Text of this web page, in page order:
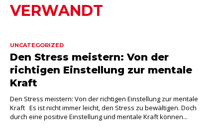
VERWANDT
UNCATEGORIZED
Den Stress meistern: Von der
richtigen Einstellung zur mentale
Kraft
Den Stress meistern: Von der richtigen Einstellung zur mentale
Kraft Es ist nicht immer leicht, den Stress zu bewältigen. Doch
durch eine positive Einstellung und mentale Kraft können...